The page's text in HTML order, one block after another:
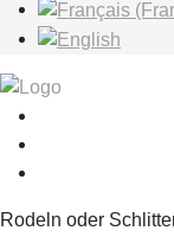
Rodeln oder